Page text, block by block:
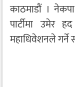
काठमाडौं ।
पार्टीमा उमेर
महाधिवेशनले गर्ने